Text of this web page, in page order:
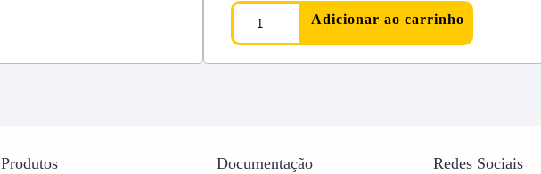
Adicionar ao carrinho
Produtos Documentação Redes Sociais